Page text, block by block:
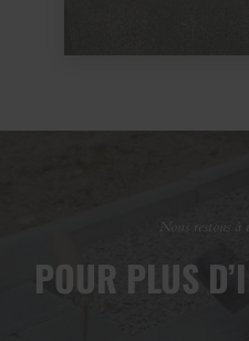
Nous restons à
POUR PLUS